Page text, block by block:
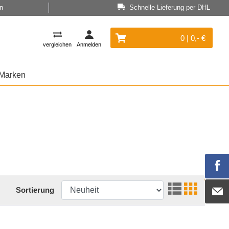
Schnelle Lieferung per DHL
vergleichen Anmelden
0 | 0,- €
Marken
Sortierung